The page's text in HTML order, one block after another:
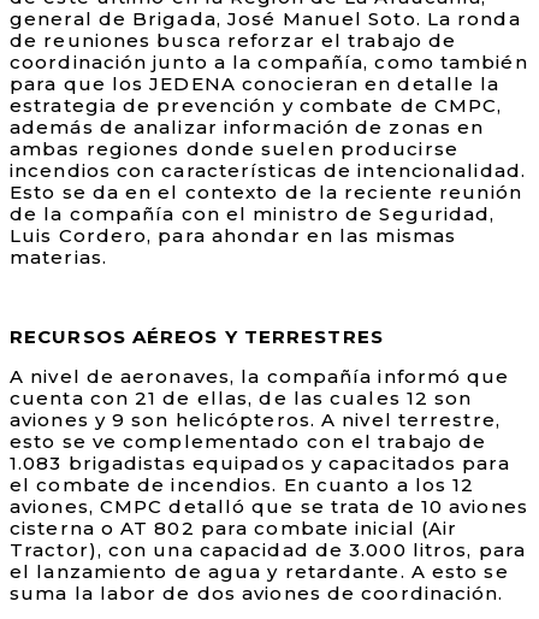
general de Brigada, José Manuel Soto. La ronda
de reuniones busca reforzar el trabajo de
coordinación junto a la compañía, como también
para que los JEDENA conocieran en detalle la
estrategia de prevención y combate de CMPC,
además de analizar información de zonas en
ambas regiones donde suelen producirse
incendios con características de intencionalidad.
Esto se da en el contexto de la reciente reunión
de la compañía con el ministro de Seguridad,
Luis Cordero, para ahondar en las mismas
materias.
RECURSOS AÉREOS Y TERRESTRES
A nivel de aeronaves, la compañía informó que
cuenta con 21 de ellas, de las cuales 12 son
aviones y 9 son helicópteros. A nivel terrestre,
esto se ve complementado con el trabajo de
1.083 brigadistas equipados y capacitados para
el combate de incendios. En cuanto a los 12
aviones, CMPC detalló que se trata de 10 aviones
cisterna o AT 802 para combate inicial (Air
Tractor), con una capacidad de 3.000 litros, para
el lanzamiento de agua y retardante. A esto se
suma la labor de dos aviones de coordinación.